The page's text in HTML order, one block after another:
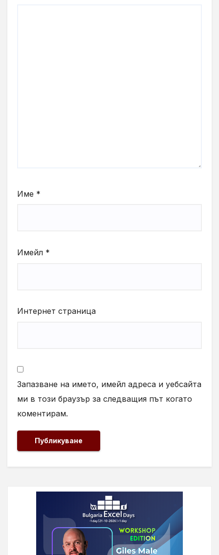
Име *
Имейл *
Интернет страница
Запазване на името, имейл адреса и уебсайта
ми в този браузър за следващия път когато
коментирам.